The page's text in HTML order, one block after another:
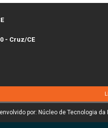
- Cruz/CE
por: Núcleo de Tecnologia